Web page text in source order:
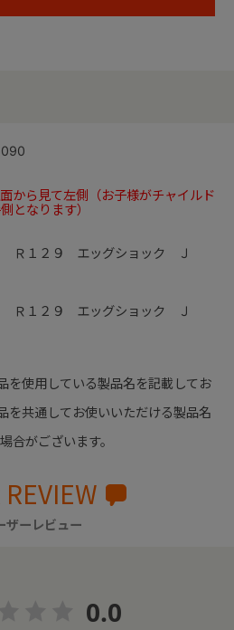
から見て左側（お子様がチャイルド
となります）
Ｒ１２９ エッグショック Ｊ
Ｒ１２９ エッグショック Ｊ
を使用している製品名を記載してお
を共通してお使いいただける製品名
合がございます。
REVIEW
ザーレビュー
0.0